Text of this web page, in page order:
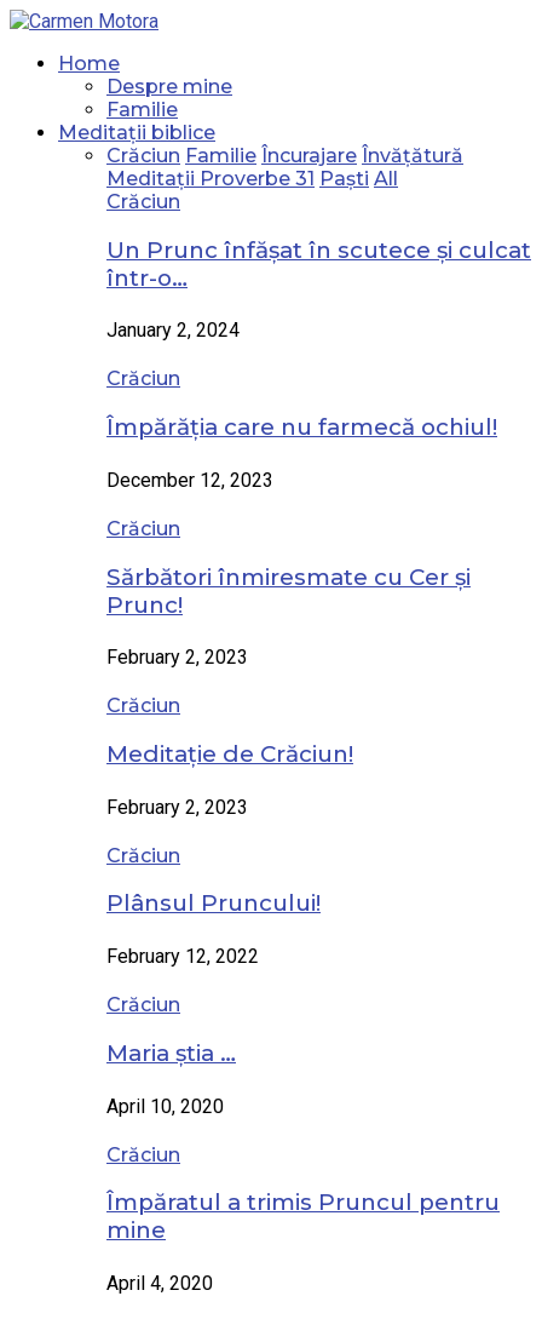
Home
Despre mine
Familie
Meditații biblice
Crăciun Familie Încurajare Învățătură
Meditații Proverbe 31 Paști All
Crăciun
Un Prunc înfășat în scutece și culcat
într-o…
January 2, 2024
Crăciun
Împărăția care nu farmecă ochiul!
December 12, 2023
Crăciun
Sărbători înmiresmate cu Cer și
Prunc!
February 2, 2023
Crăciun
Meditație de Crăciun!
February 2, 2023
Crăciun
Plânsul Pruncului!
February 12, 2022
Crăciun
Maria știa …
April 10, 2020
Crăciun
Împăratul a trimis Pruncul pentru
mine
April 4, 2020